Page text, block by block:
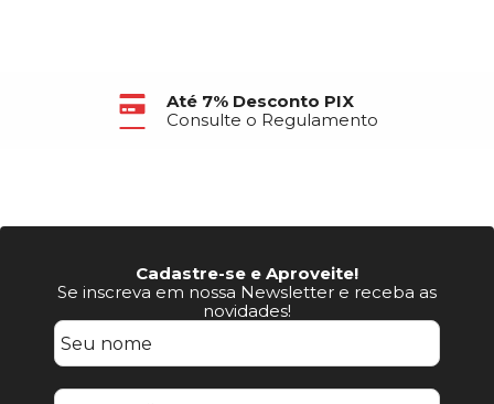
Até 7% Desconto PIX
Consulte o Regulamento
Cadastre-se e Aproveite!
Se inscreva em nossa Newsletter e receba as
novidades!